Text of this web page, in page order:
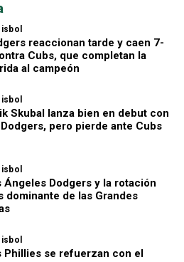
reaccionan tarde y caen 7-
Cubs, que completan la
al campeón
Skubal lanza bien en debut con
pero pierde ante Cubs
Ángeles Dodgers y la rotación
dominante de las Grandes
Phillies se refuerzan con el